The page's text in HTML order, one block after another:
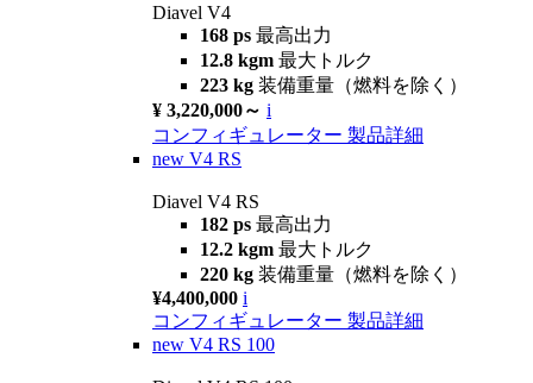
Diavel V4
168 ps 最高出力
12.8 kgm 最大トルク
223 kg 装備重量（燃料を除く）
¥ 3,220,000～ i
コンフィギュレーター 製品詳細
new V4 RS
Diavel V4 RS
182 ps 最高出力
12.2 kgm 最大トルク
220 kg 装備重量（燃料を除く）
¥4,400,000 i
コンフィギュレーター 製品詳細
new V4 RS 100